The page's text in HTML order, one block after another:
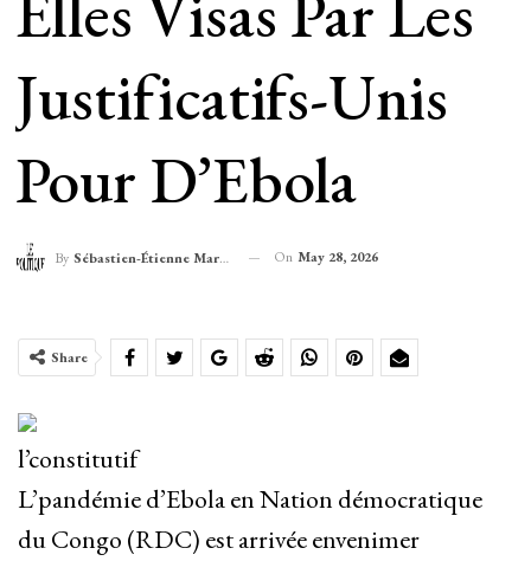
Justificatifs-Unis
Pour D’Ebola
By Sébastien-Étienne Marechal On May 28, 2026
Share
l’constitutif
L’pandémie d’Ebola en Nation démocratique
du Congo (RDC) est arrivée envenimer